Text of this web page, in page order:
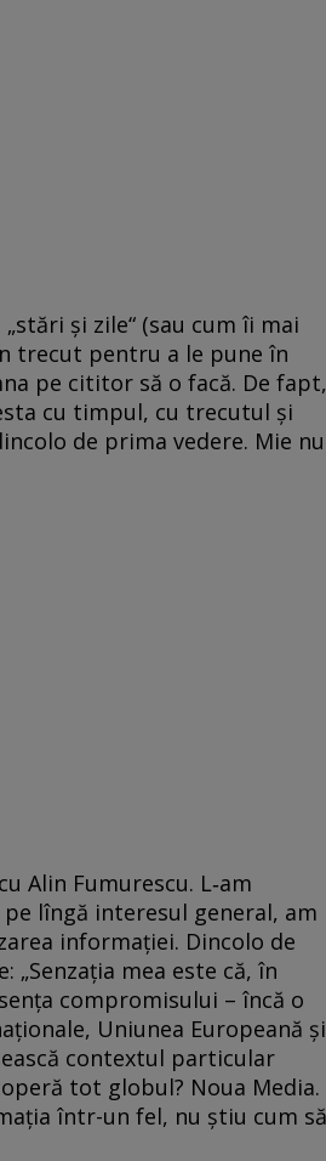
și zile“ (sau cum îi mai
trecut pentru a le pune în
pe cititor să o facă. De fapt,
cu timpul, cu trecutul și
de prima vedere. Mie nu
Alin Fumurescu. L‑am
lîngă interesul general, am
informației. Dincolo de
mea este că, în
compromisului – încă o
Uniunea Europeană și
contextul particular
tot globul? Noua Media.
într-un fel, nu știu cum să